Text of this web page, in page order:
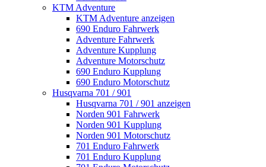
KTM Adventure
KTM Adventure anzeigen
690 Enduro Fahrwerk
Adventure Fahrwerk
Adventure Kupplung
Adventure Motorschutz
690 Enduro Kupplung
690 Enduro Motorschutz
Husqvarna 701 / 901
Husqvarna 701 / 901 anzeigen
Norden 901 Fahrwerk
Norden 901 Kupplung
Norden 901 Motorschutz
701 Enduro Fahrwerk
701 Enduro Kupplung